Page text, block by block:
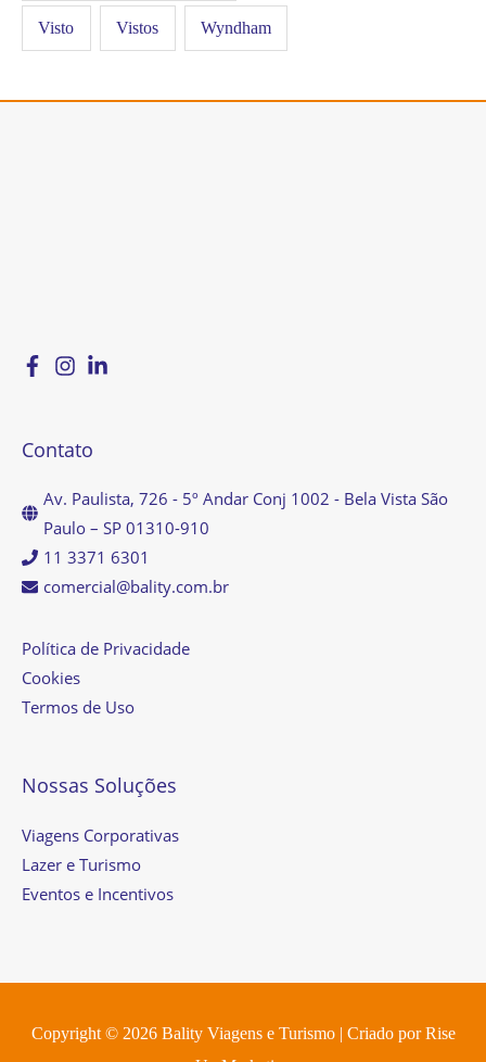
Visto Vistos Wyndham
Contato
Av. Paulista, 726 - 5º Andar Conj 1002 - Bela Vista São
Paulo – SP 01310-910
11 3371 6301
comercial@bality.com.br
Política de Privacidade
Cookies
Termos de Uso
Nossas Soluções
Viagens Corporativas
Lazer e Turismo
Eventos e Incentivos
Copyright © 2026 Bality Viagens e Turismo| Criado porRise